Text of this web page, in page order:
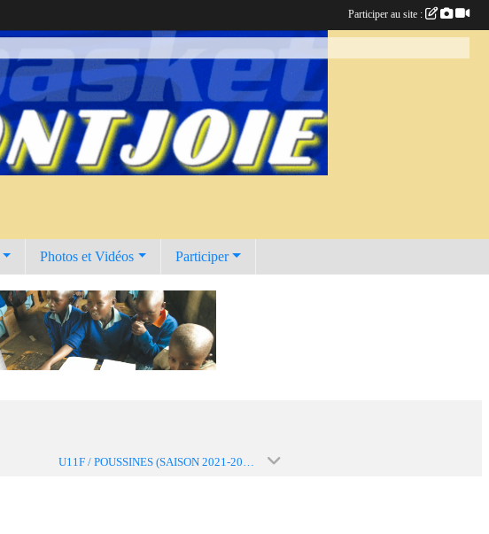
Photos et Vidéos Participer
Participer au site :